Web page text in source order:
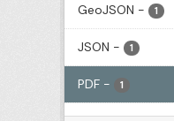
GeoJSON - 1
JSON - 1
PDF - 1